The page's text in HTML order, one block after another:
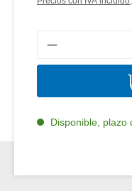
Disponible, plazo